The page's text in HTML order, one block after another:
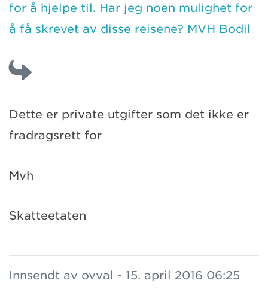
for å hjelpe til. Har jeg noen mulighet for
å få skrevet av disse reisene? MVH Bodil
Dette er private utgifter som det ikke er
fradragsrett for
Mvh
Skatteetaten
Innsendt av ovval - 15. april 2016 06:25